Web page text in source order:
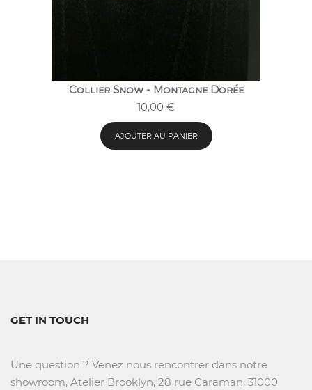
Collier Snow - Montagne Dorée
10,00 €
AJOUTER AU PANIER
GET IN TOUCH
Une question ? Venez nous rencontrer dans notre
showroom, Atelier Brooklyn, 28 rue Caraman, 31000